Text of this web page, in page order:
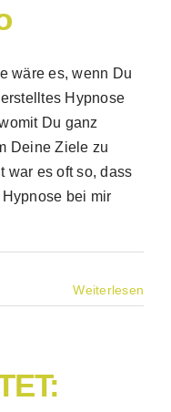
wäre es, wenn Du
Hypnose
Du ganz
Deine Ziele zu
war es oft so, dass
bei mir
Weiterlesen